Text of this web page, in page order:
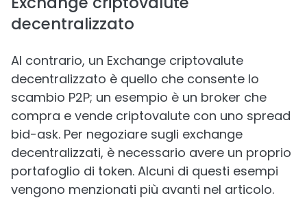
decentralizzato
Al contrario, un Exchange criptovalute
decentralizzato è quello che consente lo
scambio P2P; un esempio è un broker che
compra e vende criptovalute con uno spread
bid-ask. Per negoziare sugli exchange
decentralizzati, è necessario avere un proprio
portafoglio di token. Alcuni di questi esempi
vengono menzionati più avanti nel articolo.